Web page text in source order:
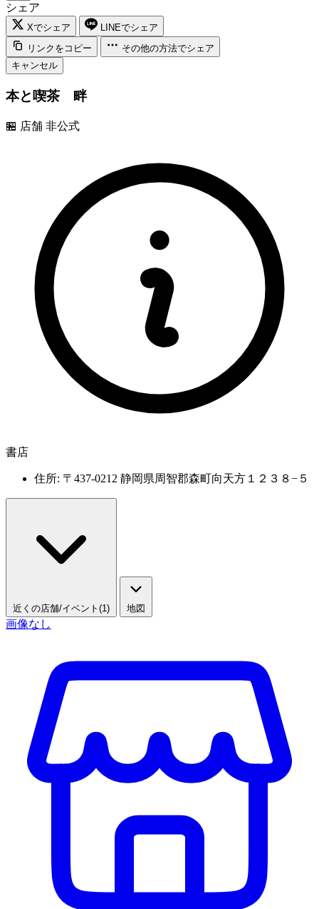
シェア
Xでシェア
LINEでシェア
リンクをコピー
その他の方法でシェア
キャンセル
本と喫茶 畔
🏪 店舗 非公式
書店
住所: 〒437-0212 静岡県周智郡森町向天方１２３８−５
近くの店舗/イベント(1) 地図
画像なし